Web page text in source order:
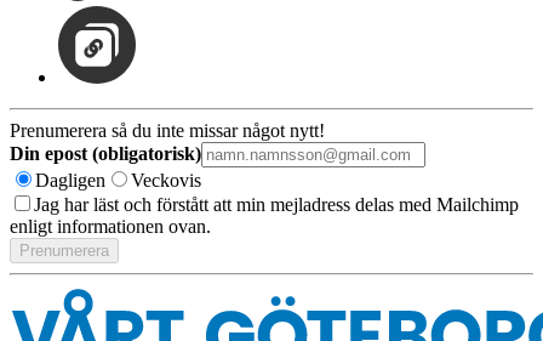
Prenumerera så du inte missar något nytt!
Din epost (obligatorisk)
Dagligen
Veckovis
Jag har läst och förstått att min mejladress delas med Mailchimp
enligt informationen ovan.